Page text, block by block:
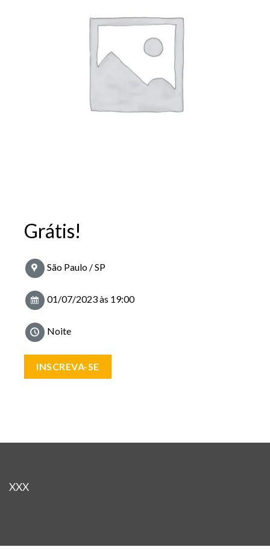
Grátis!
São Paulo / SP
01/07/2023 às 19:00
Noite
INSCREVA-SE
XXX